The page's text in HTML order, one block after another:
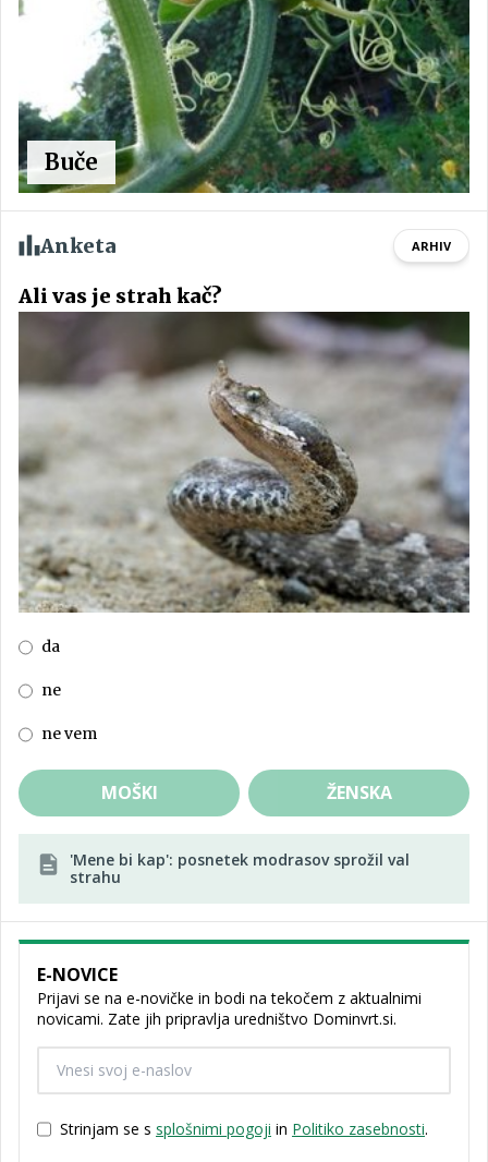
Buče
Anketa ARHIV
Ali vas je strah kač?
da
ne
ne vem
MOŠKI ŽENSKA
'Mene bi kap': posnetek modrasov sprožil val
strahu
E-NOVICE
Prijavi se na e-novičke in bodi na tekočem z aktualnimi
novicami. Zate jih pripravlja uredništvo Dominvrt.si.
Strinjam se s splošnimi pogoji in Politiko zasebnosti.